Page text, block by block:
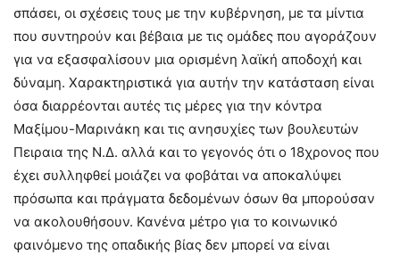
σπάσει, οι σχέσεις τους με την κυβέρνηση, με τα μίντια
που συντηρούν και βέβαια με τις ομάδες που αγοράζουν
για να εξασφαλίσουν μια ορισμένη λαϊκή αποδοχή και
δύναμη. Χαρακτηριστικά για αυτήν την κατάσταση είναι
όσα διαρρέονται αυτές τις μέρες για την κόντρα
Μαξίμου-Μαρινάκη και τις ανησυχίες των βουλευτών
Πειραια της Ν.Δ. αλλά και το γεγονός ότι ο 18χρονος που
έχει συλληφθεί μοιάζει να φοβάται να αποκαλύψει
πρόσωπα και πράγματα δεδομένων όσων θα μπορούσαν
να ακολουθήσουν. Κανένα μέτρο για το κοινωνικό
φαινόμενο της οπαδικής βίας δεν μπορεί να είναι